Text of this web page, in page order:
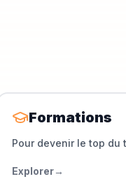
Formations
Pour devenir le top
Explorer→